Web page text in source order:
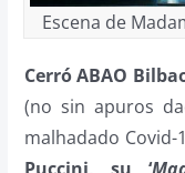
Escena de
Cerró ABAO
(no sin apuros
malhadado